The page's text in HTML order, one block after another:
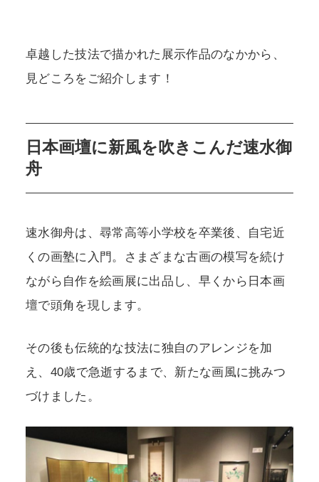
卓越した技法で描かれた展示作品のなかから、
見どころをご紹介します！
日本画壇に新風を吹きこんだ速水御
舟
速水御舟は、尋常高等小学校を卒業後、自宅近
くの画塾に入門。さまざまな古画の模写を続け
ながら自作を絵画展に出品し、早くから日本画
壇で頭角を現します。
その後も伝統的な技法に独自のアレンジを加
え、40歳で急逝するまで、新たな画風に挑みつ
づけました。